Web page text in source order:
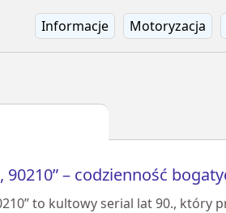
Informacje Motoryzacja
90210” – codzienność
to kultowy serial lat 90., który